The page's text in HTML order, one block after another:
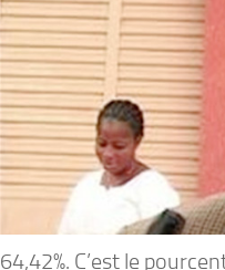
64,42%. C’est le